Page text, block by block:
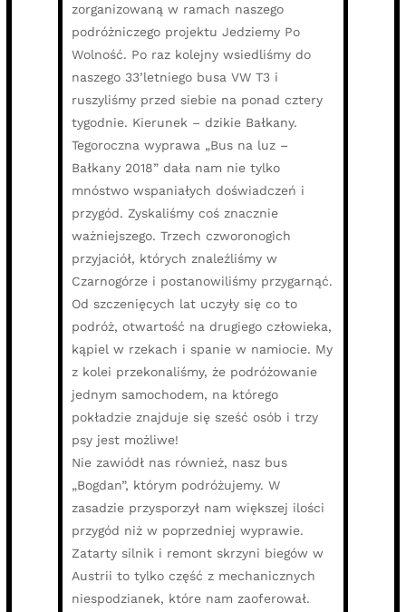
zorganizowaną w ramach naszego
podróżniczego projektu Jedziemy Po
Wolność. Po raz kolejny wsiedliśmy do
naszego 33’letniego busa VW T3 i
ruszyliśmy przed siebie na ponad cztery
tygodnie. Kierunek – dzikie Bałkany.
Tegoroczna wyprawa „Bus na luz –
Bałkany 2018” dała nam nie tylko
mnóstwo wspaniałych doświadczeń i
przygód. Zyskaliśmy coś znacznie
ważniejszego. Trzech czworonogich
przyjaciół, których znaleźliśmy w
Czarnogórze i postanowiliśmy przygarnąć.
Od szczenięcych lat uczyły się co to
podróż, otwartość na drugiego człowieka,
kąpiel w rzekach i spanie w namiocie. My
z kolei przekonaliśmy, że podróżowanie
jednym samochodem, na którego
pokładzie znajduje się sześć osób i trzy
psy jest możliwe!
Nie zawiódł nas również, nasz bus
„Bogdan”, którym podróżujemy. W
zasadzie przysporzył nam większej ilości
przygód niż w poprzedniej wyprawie.
Zatarty silnik i remont skrzyni biegów w
Austrii to tylko część z mechanicznych
niespodzianek, które nam zaoferował.